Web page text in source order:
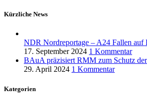
Kürzliche News
NDR Nordreportage – A24 Fallen auf
17. September 2024 1 Kommentar
BAuA präzisiert RMM zum Schutz
29. April 2024 1 Kommentar
Kategorien